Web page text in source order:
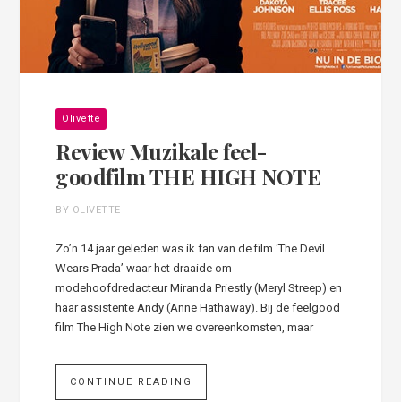
Olivette
Review Muzikale feel-
goodfilm THE HIGH NOTE
BY OLIVETTE
Zo’n 14 jaar geleden was ik fan van de film ‘The Devil
Wears Prada’ waar het draaide om
modehoofdredacteur Miranda Priestly (Meryl Streep) en
haar assistente Andy (Anne Hathaway). Bij de feelgood
film The High Note zien we overeenkomsten, maar
CONTINUE READING